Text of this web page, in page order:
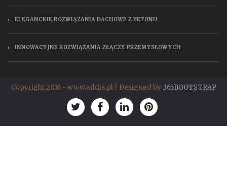
ELEGANCKIE ROZWIĄZANIA DACHOWE Z BETONU
INNOWACYJNE ROZWIĄZANIA ZŁĄCZY PRZEMYSŁOWYCH
Copyright 2016 - www.addis.pl | Designed by 365BOOTSTRAP